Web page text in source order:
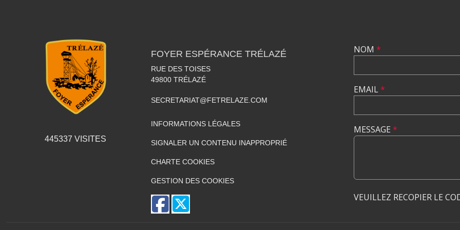
445337 VISITES
FOYER ESPÉRANCE TRÉLAZÉ
RUE DES TOISES
49800 TRÉLAZÉ
SECRETARIAT@FETRELAZE.COM
INFORMATIONS LÉGALES
SIGNALER UN CONTENU INAPPROPRIÉ
CHARTE COOKIES
GESTION DES COOKIES
NOM *
EMAIL*
MESSAGE *
VEUILLEZ RECOPIER LE